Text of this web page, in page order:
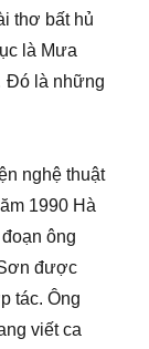
thơ bất hủ
là Mưa
Đó là những
nghệ thuật
1990 Hà
ông
được
tác. Ông
viết ca